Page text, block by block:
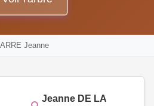
Jeanne
Jeanne DE LA